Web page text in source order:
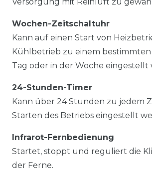
Wochen-Zeitschaltuhr
Kann auf einen Start von
Kühlbetrieb zu einem
Tag oder in der Woche eingestellt
24-Stunden-Timer
Kann über 24 Stunden zu jedem
Starten des Betriebs eingestellt
Infrarot-Fernbedienung
Startet, stoppt und reguliert die
der Ferne.